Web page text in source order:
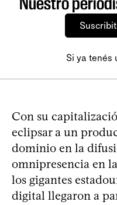
Si ya tenés
Con su
eclipsar a un
dominio en la
omnipresencia en
los gigantes
digital llegaron a